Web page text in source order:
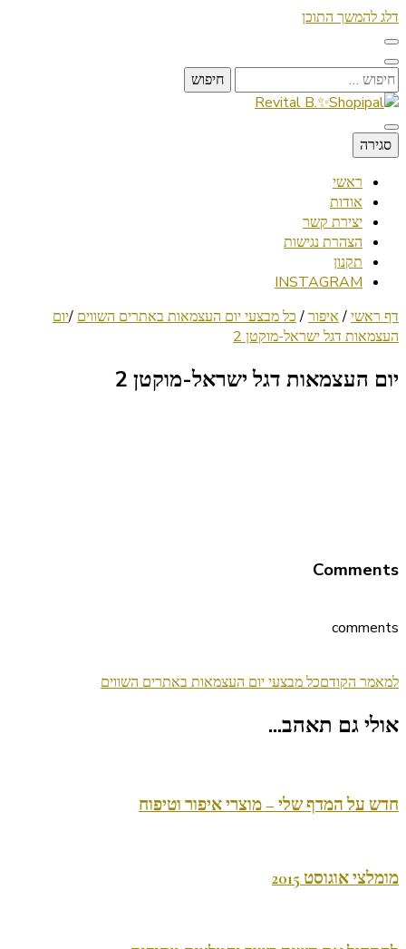
דלג להמשך התוכן
חיפוש:
Revital B.✨Shopipal
Lifestyle ✦ Beauty ✦ Vegan ✦ Travel
סגירה
ראשי
אודות
יצירת קשר
הצהרת נגישות
תקנון
INSTAGRAM
דף ראשי/ איפור/ כל מבצעי יום העצמאות באתרים השווים /יום
העצמאות דגל ישראל-מוקטן 2
יום העצמאות דגל ישראל-מוקטן 2
Comments
comments
ניווט
בפוסטים
למאמר הקודםכל מבצעי יום העצמאות באתרים השווים
אולי גם תאהב...
חדש על המדף שלי – מוצרי איפור וטיפוח
מומלצי אוגוסט 2015